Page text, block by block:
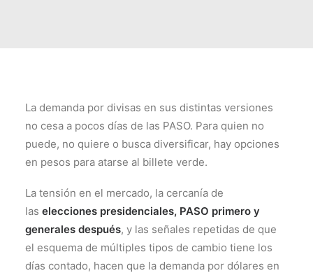
La demanda por divisas en sus distintas versiones
no cesa a pocos días de las PASO. Para quien no
puede, no quiere o busca diversificar, hay opciones
en pesos para atarse al billete verde.
La tensión en el mercado, la cercanía de
las elecciones presidenciales, PASO primero y
generales después, y las señales repetidas de que
el esquema de múltiples tipos de cambio tiene los
días contado, hacen que la demanda por dólares en